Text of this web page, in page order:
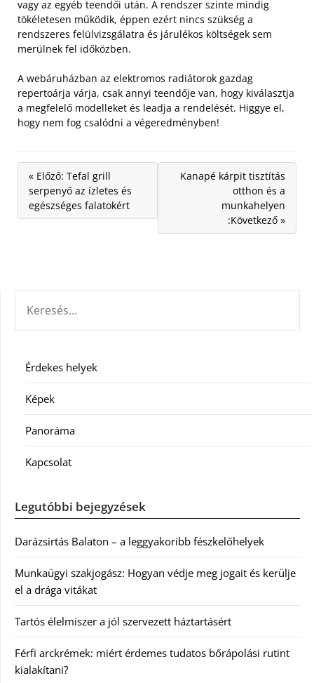
vagy az egyéb teendői után. A rendszer szinte mindig
tökéletesen működik, éppen ezért nincs szükség a
rendszeres felülvizsgálatra és járulékos költségek sem
merülnek fel időközben.
A webáruházban az elektromos radiátorok gazdag
repertoárja várja, csak annyi teendője van, hogy kiválasztja
a megfelelő modelleket és leadja a rendelését. Higgye el,
hogy nem fog csalódni a végeredményben!
« Előző: Tefal grill
serpenyő az ízletes és
egészséges falatokért
Kanapé kárpit tisztítás
otthon és a
munkahelyen
:Következő »
Érdekes helyek
Képek
Panoráma
Kapcsolat
Legutóbbi bejegyzések
Darázsirtás Balaton – a leggyakoribb fészkelőhelyek
Munkaügyi szakjogász: Hogyan védje meg jogait és kerülje
el a drága vitákat
Tartós élelmiszer a jól szervezett háztartásért
Férfi arckrémek: miért érdemes tudatos bőrápolási rutint
kialakítani?